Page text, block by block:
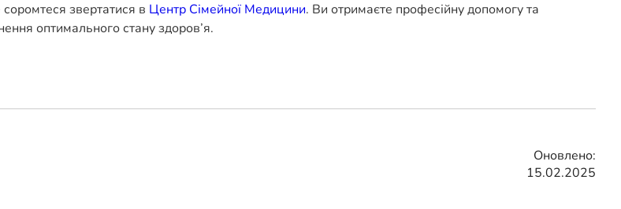
звертатися в Центр Сімейної Медицини. Ви отримаєте професійну допомогу та
оптимального стану здоров’я.
Оновлено:
15.02.2025